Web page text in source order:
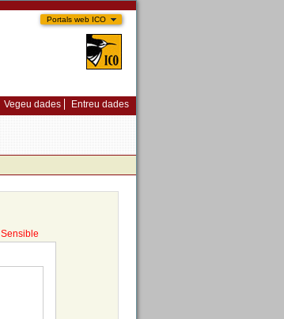
Portals web ICO
Vegeu dades Entreu dades
Sensible